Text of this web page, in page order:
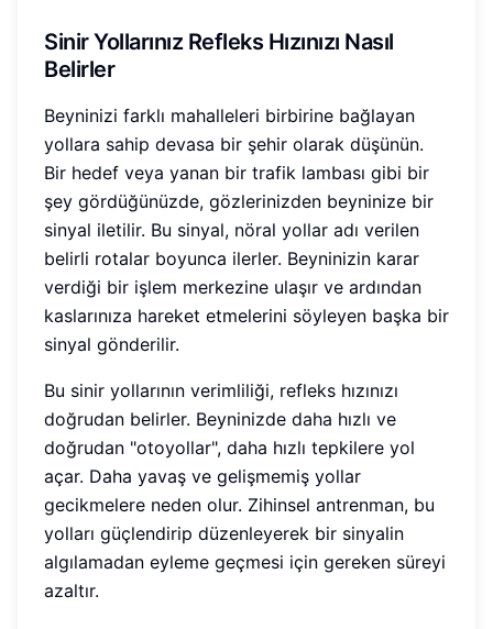
Sinir Yollarınız Refleks Hızınızı Nasıl
Belirler
Beyninizi farklı mahalleleri birbirine bağlayan
yollara sahip devasa bir şehir olarak düşünün.
Bir hedef veya yanan bir trafik lambası gibi bir
şey gördüğünüzde, gözlerinizden beyninize bir
sinyal iletilir. Bu sinyal, nöral yollar adı verilen
belirli rotalar boyunca ilerler. Beyninizin karar
verdiği bir işlem merkezine ulaşır ve ardından
kaslarınıza hareket etmelerini söyleyen başka bir
sinyal gönderilir.
Bu sinir yollarının verimliliği, refleks hızınızı
doğrudan belirler. Beyninizde daha hızlı ve
doğrudan "otoyollar", daha hızlı tepkilere yol
açar. Daha yavaş ve gelişmemiş yollar
gecikmelere neden olur. Zihinsel antrenman, bu
yolları güçlendirip düzenleyerek bir sinyalin
algılamadan eyleme geçmesi için gereken süreyi
azaltır.